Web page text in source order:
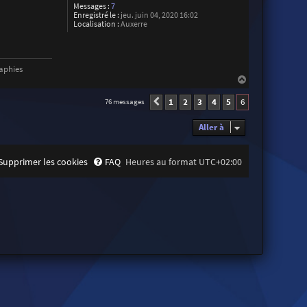
Messages : 7
Enregistré le : jeu. juin 04, 2020 16:02
Localisation : Auxerre
a
t
76 messages Précédente
1 2 3 4 5 6
Aller à
Heures au format UTC+02:00
FAQ
les cookies